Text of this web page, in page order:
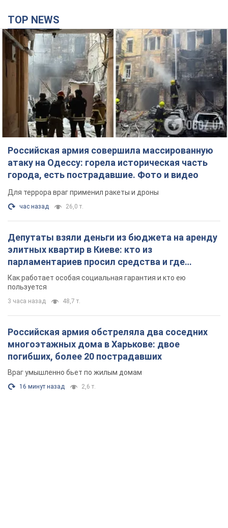
TOP NEWS
Российская армия совершила массированную
атаку на Одессу: горела историческая часть
города, есть пострадавшие. Фото и видео
Для террора враг применил ракеты и дроны
час назад 26,0 т.
Депутаты взяли деньги из бюджета на аренду
элитных квартир в Киеве: кто из
парламентариев просил средства и где
поселился
Как работает особая социальная гарантия и кто ею
пользуется
3 часа назад 48,7 т.
Российская армия обстреляла два соседних
многоэтажных дома в Харькове: двое
погибших, более 20 пострадавших
Враг умышленно бьет по жилым домам
16 минут назад 2,6 т.